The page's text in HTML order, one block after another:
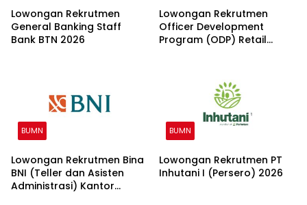
Lowongan Rekrutmen
General Banking Staff
Bank BTN 2026
Lowongan Rekrutmen
Officer Development
Program (ODP) Retail
BUMN
Lowongan Rekrutmen Bina
BNI (Teller dan Asisten
Administrasi) Kantor
BUMN
Lowongan Rekrutmen PT
Inhutani I (Persero) 2026